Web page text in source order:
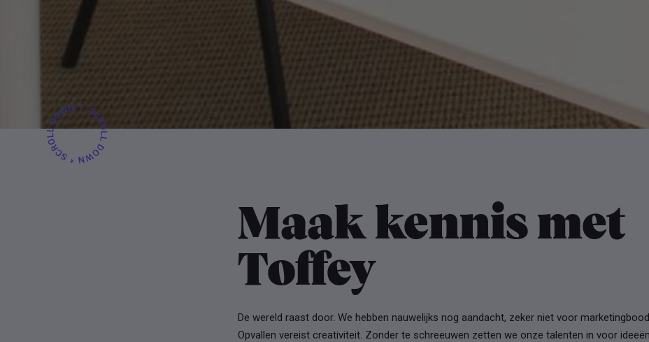
Maak kennis met
Toffey
De wereld raast door. We hebben nauwelijks nog aandacht, zeker niet voor
Opvallen vereist creativiteit. Zonder te schreeuwen zetten we onze talenten in voor